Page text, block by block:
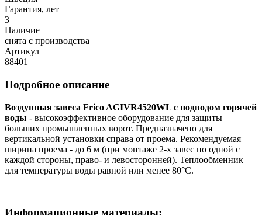
Гарантия, лет
3
Наличие
снята с производства
Артикул
88401
Подробное описание
Воздушная завеса Frico AGIVR4520WL с подводом горячей
воды - высокоэффективное оборудование для защиты
больших промышленных ворот. Предназначено для
вертикальной установки справа от проема. Рекомендуемая
ширина проема - до 6 м (при монтаже 2-х завес по одной с
каждой стороны, право- и левосторонней). Теплообменник
для температуры воды равной или менее 80°C.